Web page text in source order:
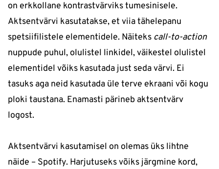
on erkkollane kontrastvärviks tumesinisele.
Aktsentvärvi kasutatakse, et viia tähelepanu
spetsiifilistele elementidele. Näiteks call-to-action
nuppude puhul, olulistel linkidel, väikestel olulistel
elementidel võiks kasutada just seda värvi. Ei
tasuks aga neid kasutada üle terve ekraani või kogu
ploki taustana. Enamasti pärineb aktsentvärv
logost.
Aktsentvärvi kasutamisel on olemas üks lihtne
näide – Spotify. Harjutuseks võiks järgmine kord,